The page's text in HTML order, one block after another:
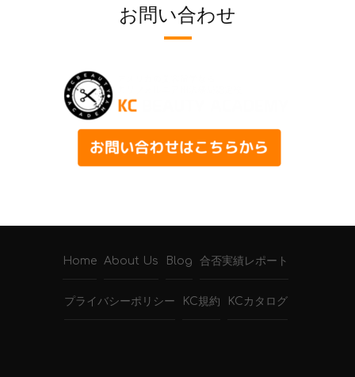
お問い合わせ
Home About Us Blog 合否実績レポート
プライバシーポリシー KC規約 KCカタログ